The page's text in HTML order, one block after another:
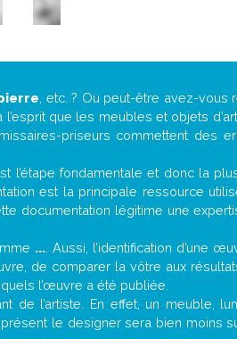
, etc. ? Ou peut-être avez-
que les meubles et objets
priseurs commettent des
l’étape fondamentale et donc la
est la principale ressource
documentation légitime une
.... Aussi, l’identification d’une
de comparer la vôtre aux
l’œuvre a été publiée.
de l’artiste. En effet, un meuble,
le designer sera bien moins